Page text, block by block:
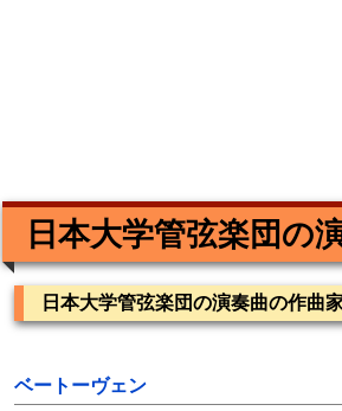
日本大学管弦楽団の
日本大学管弦楽団の演奏曲の作曲
ベートーヴェン